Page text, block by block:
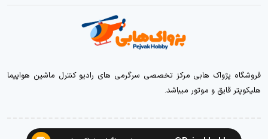
فروشگاه پژواک هابی مرکز تخصصی سرگرمی های رادیو کنترل ماشین هواپیما
هلیکوپتر قایق و موتور میباشد.